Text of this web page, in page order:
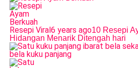
Resepi Viral6 years ago10 Resepi
Hidangan Menarik Ditengah hari